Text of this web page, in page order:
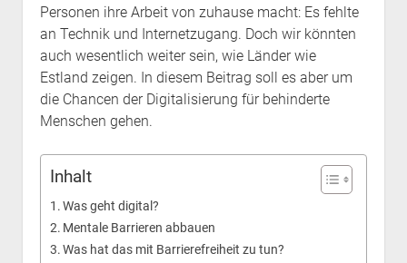
Personen ihre Arbeit von zuhause macht: Es fehlte
an Technik und Internetzugang. Doch wir könnten
auch wesentlich weiter sein, wie Länder wie
Estland zeigen. In diesem Beitrag soll es aber um
die Chancen der Digitalisierung für behinderte
Menschen gehen.
Inhalt
Was geht digital?
Mentale Barrieren abbauen
Was hat das mit Barrierefreiheit zu tun?